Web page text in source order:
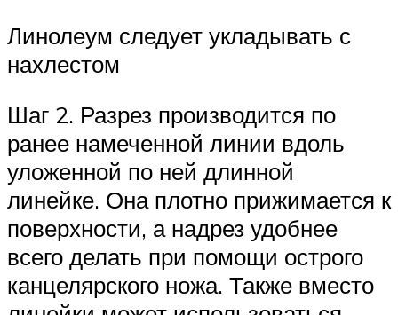
Линолеум следует укладывать с
нахлестом
Шаг 2. Разрез производится по
ранее намеченной линии вдоль
уложенной по ней длинной
линейке. Она плотно прижимается к
поверхности, а надрез удобнее
всего делать при помощи острого
канцелярского ножа. Также вместо